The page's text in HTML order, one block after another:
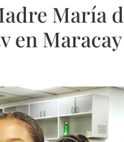
María
en Maracay